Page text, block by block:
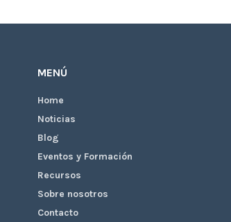
MENÚ
Home
Noticias
Blog
Eventos y Formación
Recursos
Sobre nosotros
Contacto